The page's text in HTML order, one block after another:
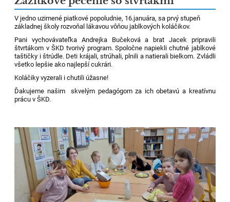
V jedno uzimené piatkové popoludnie, 16.januára, sa prvý stupeň
základnej školy rozvoňal lákavou vôňou jablkových koláčikov.
Pani vychovávateľka Andrejka Bučeková a brat Jacek pripravili
štvrtákom v ŠKD tvorivý program. Spoločne napiekli chutné jablkové
taštičky i štrúdle. Deti krájali, strúhali, plnili a natierali bielkom. Zvládli
všetko lepšie ako najlepší cukrári.
Koláčiky vyzerali i chutili úžasne!
Ďakujeme našim skvelým pedagógom za ich obetavú a kreatívnu
prácu v ŠKD.